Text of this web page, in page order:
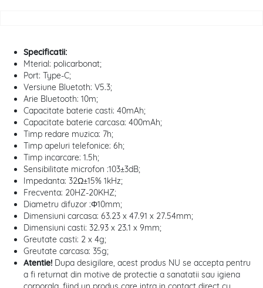
Specificatii:
Mterial: policarbonat;
Port: Type-C;
Versiune Bluetoth: V5.3;
Arie Bluetooth: 10m;
Capacitate baterie casti: 40mAh;
Capacitate baterie carcasa: 400mAh;
Timp redare muzica: 7h;
Timp apeluri telefonice: 6h;
Timp incarcare: 1.5h;
Sensibilitate microfon :103±3dB;
Impedanta: 32Ω±15% 1kHz;
Frecventa: 20HZ-20KHZ;
Diametru difuzor :Φ10mm;
Dimensiuni carcasa: 63.23 x 47.91 x 27.54mm;
Dimensiuni casti: 32.93 x 23.1 x 9mm;
Greutate casti: 2 x 4g;
Greutate carcasa: 35g;
Atentie! Dupa desigilare, acest produs NU se accepta pentru
a fi returnat din motive de protectie a sanatatii sau igiena